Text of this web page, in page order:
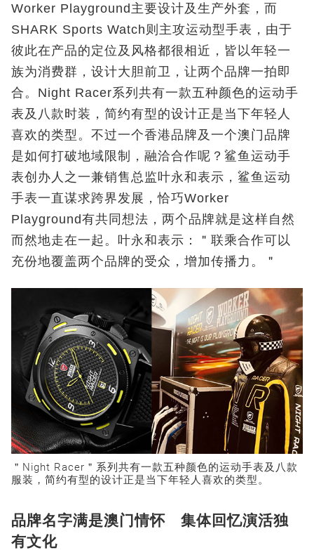
Worker Playground主要设计及生产外套，而
SHARK Sports Watch则主攻运动型手表，由于
彼此在产品的定位及风格都很相近，皆以年轻一
族为消费群，设计大胆前卫，让两个品牌一拍即
合。Night Racer系列共有一款五种颜色的运动手
表及八款时装，简约有型的设计正是当下年轻人
喜欢的类型。不过一个香港品牌及一个澳门品牌
是如何打破地域限制，融洽合作呢？鲨鱼运动手
表创办人之一兼销售总监叶永和表示，鲨鱼运动
手表一直谋求跨界发展，恰巧Worker
Playground有共同想法，两个品牌就是这样自然
而然地走在一起。叶永和表示：＂联乘合作可以
充份地覆盖两个品牌的受众，增加传播力。＂
＂Night Racer＂系列共有一款五种颜色的运动手表及八款
服装，简约有型的设计正是当下年轻人喜欢的类型。
品牌名字满是澳门情怀 集体回忆演活独
有文化